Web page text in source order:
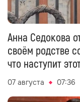
Анна Седокова
своём родстве
что наступит
07 августа 07:36